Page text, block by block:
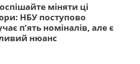
міняти ці
НБУ поступово
п’ять номіналів, але є
нюанс